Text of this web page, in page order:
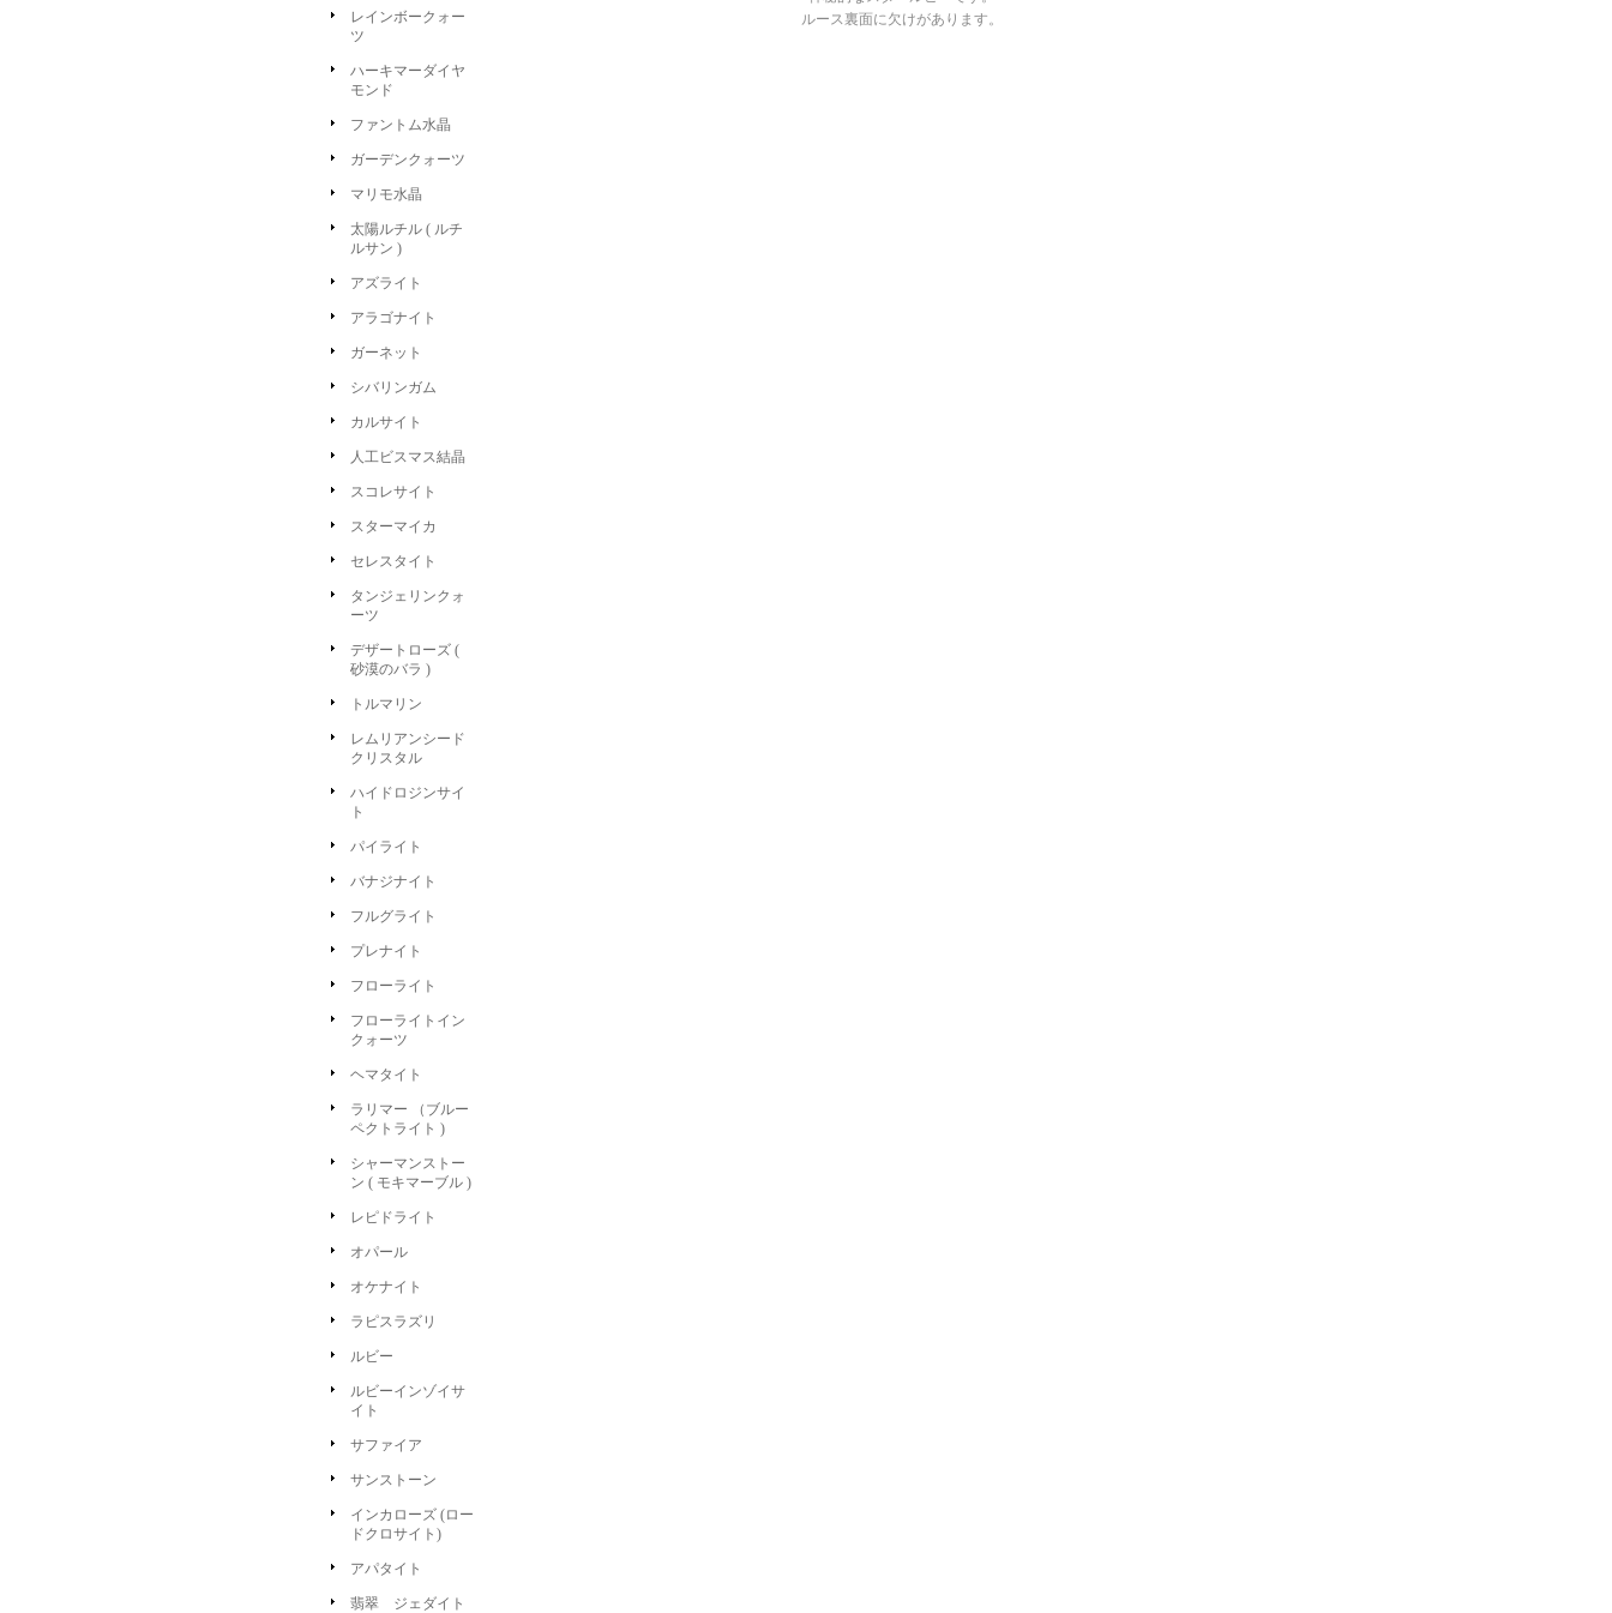
レインボークォー
ツ
ハーキマーダイヤ
モンド
ファントム水晶
ガーデンクォーツ
マリモ水晶
太陽ルチル ( ルチ
ルサン )
アズライト
アラゴナイト
ガーネット
シバリンガム
カルサイト
人工ビスマス結晶
スコレサイト
スターマイカ
セレスタイト
タンジェリンクォ
ーツ
デザートローズ (
砂漠のバラ )
トルマリン
レムリアンシード
クリスタル
ハイドロジンサイ
ト
パイライト
バナジナイト
フルグライト
プレナイト
フローライト
フローライトイン
クォーツ
ヘマタイト
ラリマー （ブルー
ペクトライト )
シャーマンストー
ン ( モキマーブル )
レピドライト
オパール
オケナイト
ラピスラズリ
ルビー
ルビーインゾイサ
イト
サファイア
サンストーン
インカローズ (ロー
ドクロサイト)
アパタイト
翡翠 ジェダイト
ルース裏面に欠けがあります。